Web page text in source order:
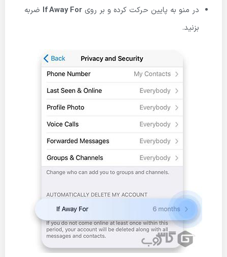
در منو به پایین حرکت کرده و بر روی If Away For ضربه
بزنید.